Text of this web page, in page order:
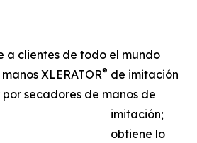
a clientes de todo el mundo
XLERATOR® de imitación
secadores de manos de
imitación;
obtiene lo